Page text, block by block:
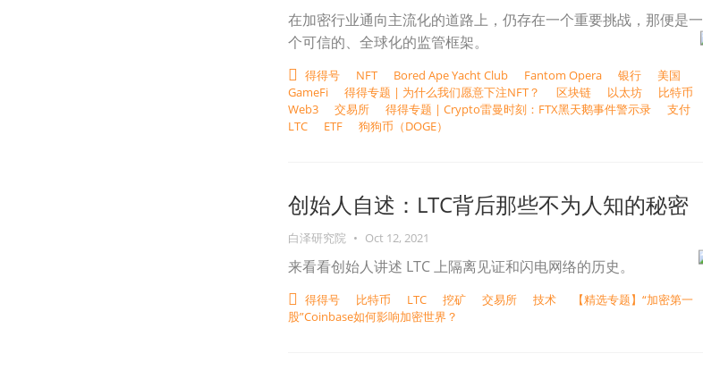
在加密行业通向主流化的道路上，仍存在一个重要挑战，那便是一
个可信的、全球化的监管框架。
得得号 NFT Bored Ape Yacht Club Fantom Opera 银行
美国
GameFi
得得专题 | 为什么我们愿意下注NFT？ 区块链 以太坊
比特币
Web3
交易所 得得专题 | Crypto雷曼时刻：FTX黑天鹅事件警示录
支付
LTC
ETF 狗狗币（DOGE）
创始人自述：LTC背后那些不为人知的秘密
白泽研究院 • Oct 12, 2021
来看看创始人讲述 LTC 上隔离见证和闪电网络的历史。
得得号 比特币 LTC 挖矿 交易所 技术
【精选专题】“加密第一
股”Coinbase如何影响加密世界？